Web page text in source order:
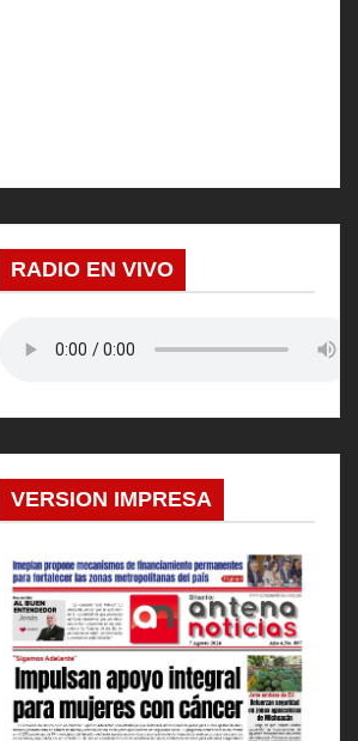
RADIO EN VIVO
VERSION IMPRESA